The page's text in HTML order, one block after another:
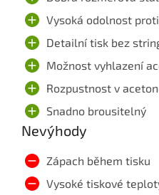
Vysoká odolnost
Detailní tisk bez
Možnost vyhlazení
Rozpustnost v
Snadno brousitelný
Nevýhody
Zápach během tisku
Vysoké tiskové